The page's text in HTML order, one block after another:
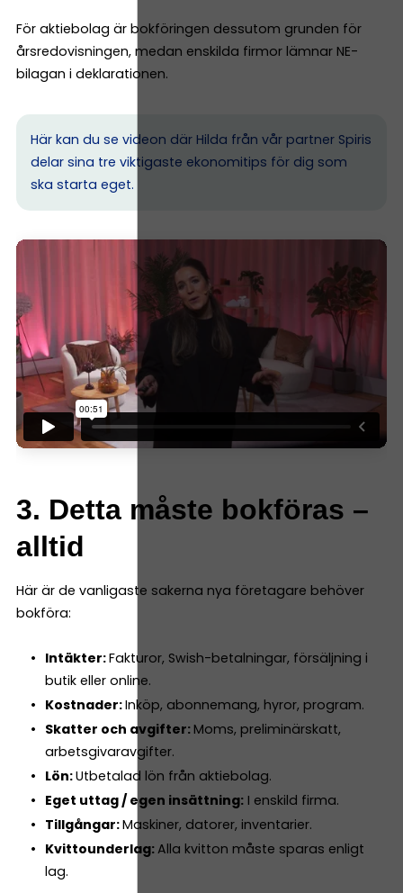
För aktiebolag är bokföringen dessutom grunden för
årsredovisningen, medan enskilda firmor lämnar NE-
bilagan i deklarationen.
Här kan du se videon där Hilda från vår partner Spiris
delar sina tre viktigaste ekonomitips för dig som
ska starta eget.
3. Detta måste bokföras –
alltid
Här är de vanligaste sakerna nya företagare behöver
bokföra:
Intäkter:Fakturor, Swish-betalningar, försäljning i
butik eller online.
Kostnader:Inköp, abonnemang, hyror, program.
Skatter och avgifter: Moms, preliminärskatt,
arbetsgivaravgifter.
Lön:Utbetalad lön från aktiebolag.
Eget uttag / egen insättning:I enskild firma.
Tillgångar:Maskiner, datorer, inventarier.
Kvittounderlag:Alla kvitton måste sparas enligt
lag.